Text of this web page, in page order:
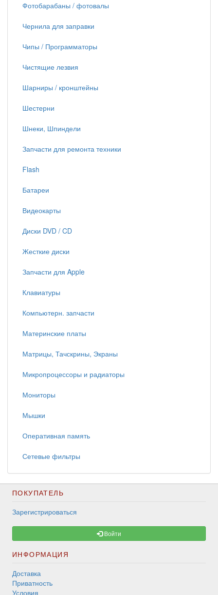
Фотобарабаны / фотовалы
Чернила для заправки
Чипы / Программаторы
Чистящие лезвия
Шарниры / кронштейны
Шестерни
Шнеки, Шпиндели
Запчасти для ремонта техники
Flash
Батареи
Видеокарты
Диски DVD / CD
Жесткие диски
Запчасти для Apple
Клавиатуры
Компьютерн. запчасти
Материнские платы
Матрицы, Тачскрины, Экраны
Микропроцессоры и радиаторы
Мониторы
Мышки
Оперативная память
Сетевые фильтры
ПОКУПАТЕЛЬ
Зарегистрироваться
Войти
ИНФОРМАЦИЯ
Доставка
Приватность
Условия